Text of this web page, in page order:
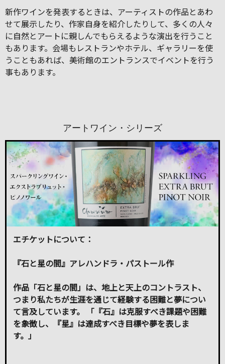
新作ワインを発表するときは、アーティストの作品とあわ
せて展示したり、作家自身を紹介したりして、多くの人々
に自然とアートに親しんでもらえるような演出を行うこと
もあります。会場もレストランやホテル、ギャラリーを使
うこともあれば、美術館のエントランスでイベントを行う
事もあります。
アートワイン・シリーズ
エチケットについて：
『石と星の間』アレハンドラ・パストール作
作品「石と星の間」は、地上と天上のコントラスト、
つまり私たちが生涯を通じて経験する困難と夢につい
て言及しています。 「『石』は克服すべき課題や困難
を象徴し、『星』は達成すべき目標や夢を表しま
す。」